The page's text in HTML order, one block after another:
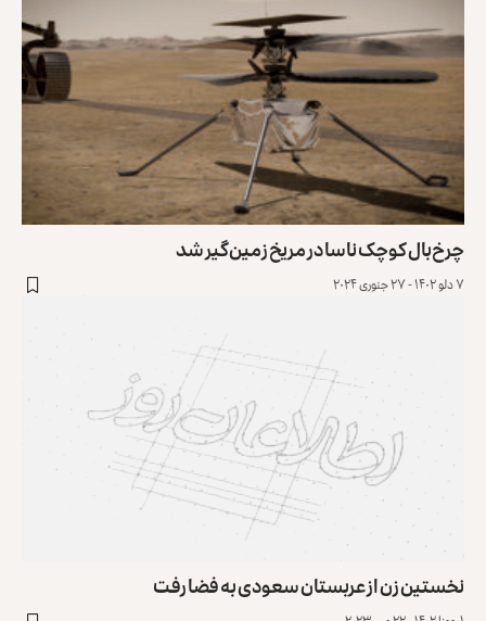
چرخ‌بال کوچک ناسا در مریخ زمین‌گیر شد
۷ دلو ۱۴۰۲ - ۲۷ جنوری ۲۰۲۴
نخستین زن از عربستان سعودی به فضا رفت